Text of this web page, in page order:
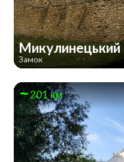
Микулинецький
Замок
201 км